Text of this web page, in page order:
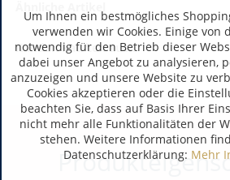
Kunden kauften auch
Um Ihnen ein bestmögliches
verwenden wir Cookies. Einige von
notwendig für den Betrieb dieser
dabei unser Angebot zu analysieren,
anzuzeigen und unsere Website zu
Cookies akzeptieren oder die
beachten Sie, dass auf Basis Ihrer
nicht mehr alle Funktionalitäten der
stehen. Weitere Informationen
Datenschutzerklärung: Mehr